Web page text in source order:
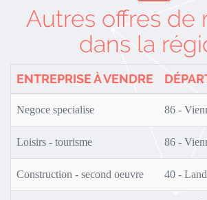
Autres offres de
dans la
ENTREPRISE À VENDRE
Negoce specialise 86 -
Loisirs - tourisme 86 -
Construction - second oeuvre 40 -